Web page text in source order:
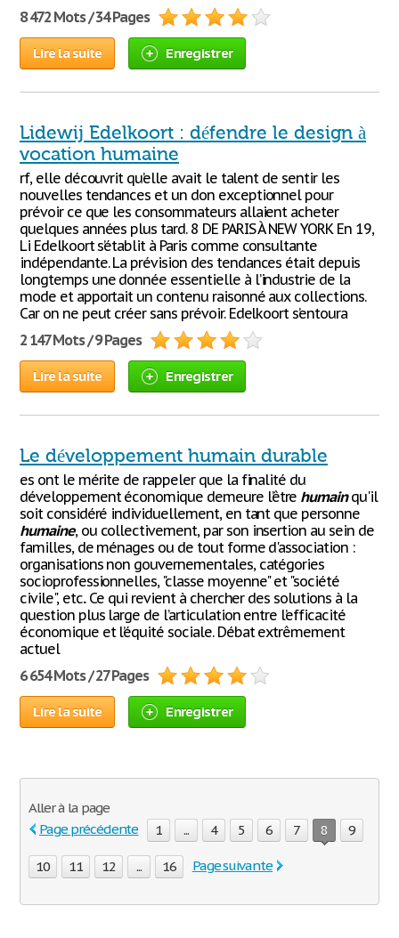
8 472 Mots / 34 Pages
Lire la suite Enregistrer
Lidewij Edelkoort : défendre le design à
vocation humaine
rf, elle découvrit qu’elle avait le talent de sentir les
nouvelles tendances et un don exceptionnel pour
prévoir ce que les consommateurs allaient acheter
quelques années plus tard. 8 DE PARIS À NEW YORK En 19,
Li Edelkoort s’établit à Paris comme consultante
indépendante. La prévision des tendances était depuis
longtemps une donnée essentielle à l’industrie de la
mode et apportait un contenu raisonné aux collections.
Car on ne peut créer sans prévoir. Edelkoort s’entoura
2 147 Mots / 9 Pages
Lire la suite Enregistrer
Le développement humain durable
es ont le mérite de rappeler que la finalité du
développement économique demeure l’être humainqu'il
soit considéré individuellement, en tant que personne
humaine, ou collectivement, par son insertion au sein de
familles, de ménages ou de tout forme d'association :
organisations non gouvernementales, catégories
socioprofessionnelles, "classe moyenne" et "société
civile", etc.. Ce qui revient à chercher des solutions à la
question plus large de l’articulation entre l’efficacité
économique et l’équité sociale. Débat extrêmement
actuel
6 654 Mots / 27 Pages
Lire la suite Enregistrer
Aller à la page
Page précédente
1 ... 4 5 6 7 8 9
10 11 12 ... 16 Page suivante